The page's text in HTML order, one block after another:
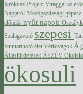
Krókusz Projekt Virággal az
Napjáról Mezőgazdasági
előadás nyílt napok
Szalagavató szepesi
fenntartható élet Vérlovagok
Álláshirdetések ÁSZÉV
ökosuli